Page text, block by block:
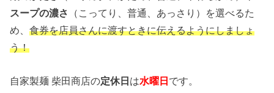
スープの濃さ
（こってり、普通、あっさり）を選べるた
め、食券を店員さんに渡すときに伝えるようにしましょ
う！
自家製麺 柴田商店の定休日は水曜日です。